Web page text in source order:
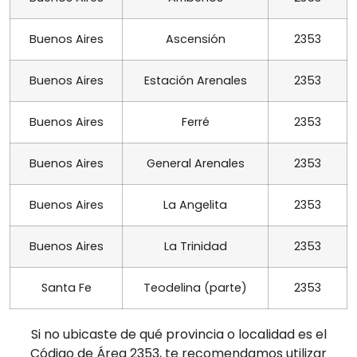
Buenos Aires Ascensión 2353
Buenos Aires Estación Arenales 2353
Buenos Aires Ferré 2353
Buenos Aires General Arenales 2353
Buenos Aires La Angelita 2353
Buenos Aires La Trinidad 2353
Santa Fe Teodelina (parte) 2353
Si no ubicaste de qué provincia o localidad es el